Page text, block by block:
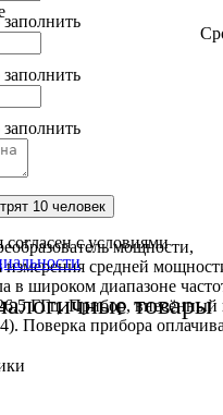
с условиями
товары
10 человек
мощности,
измерения средней
в широком диапазоне
ГГц. Прибор, внесённый
Поверка прибора